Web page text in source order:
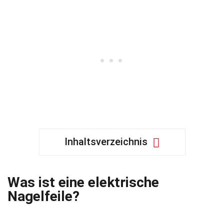
Inhaltsverzeichnis
Was ist eine elektrische
Nagelfeile?